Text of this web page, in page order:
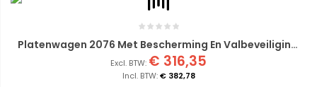
Platenwagen 2076 Met Bescherming En Valbeveiliging (luchtbanden)
€ 382,78
€ 316,35